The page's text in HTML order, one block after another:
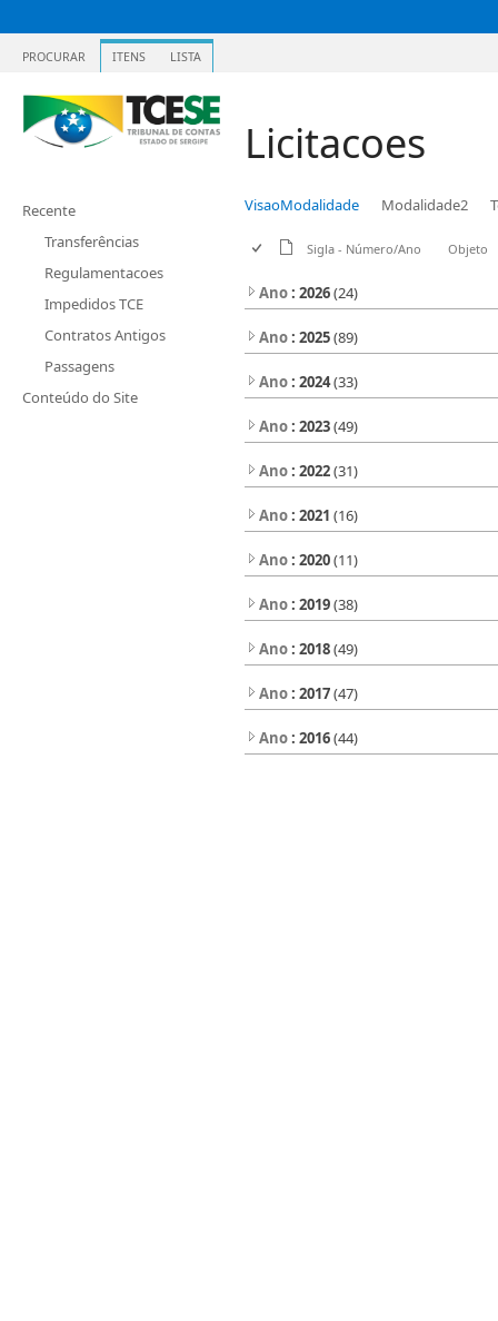
PROCURAR ITENS LISTA
Licitacoes
Recente
Transferências
Regulamentacoes
Impedidos TCE
Contratos Antigos
Passagens
Conteúdo do Site
VisaoModalidade Modalidade2
Sigla - Número/Ano Objeto
Ano: 2026(24)
Ano: 2025(89)
Ano: 2024(33)
Ano: 2023(49)
Ano: 2022(31)
Ano: 2021 (16)
Ano: 2020(11)
Ano: 2019(38)
Ano: 2018(49)
Ano: 2017(47)
Ano: 2016(44)